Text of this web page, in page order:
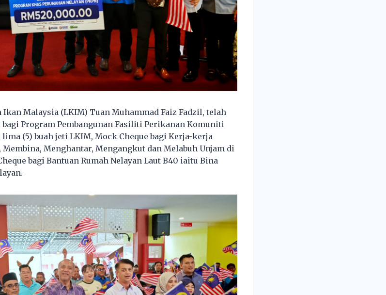
Ikan Malaysia (LKIM) Tuan Muhammad Faiz Fadzil, telah
Program Pembangunan Fasiliti Perikanan Komuniti
(5) buah jeti LKIM, Mock Cheque bagi Kerja-kerja
Menghantar, Mengangkut dan Melabuh Unjam di
bagi Bantuan Rumah Nelayan Laut B40 iaitu Bina